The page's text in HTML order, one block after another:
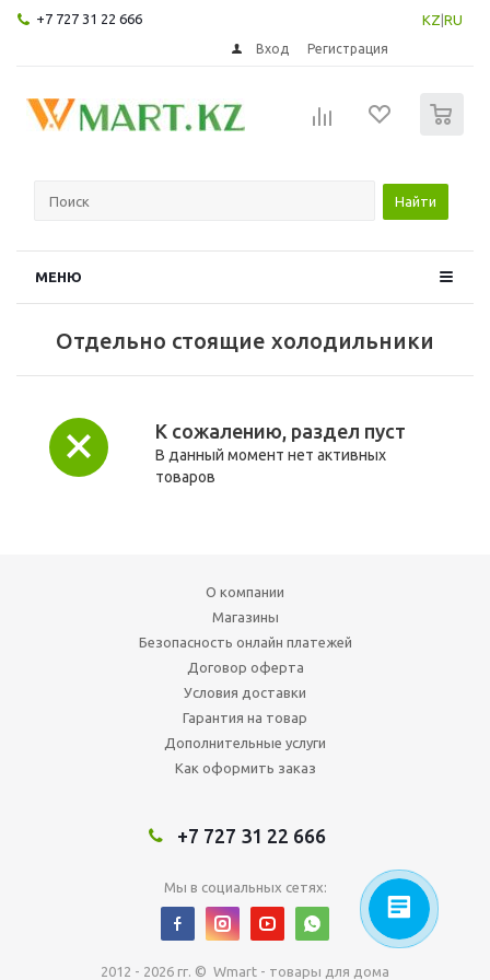
+7 727 31 22 666 KZ RU
Вход Регистрация
Найти
МЕНЮ
Отдельно стоящие холодильники
К сожалению, раздел пуст
В данный момент нет активных
товаров
О компании
Магазины
Безопасность онлайн платежей
Договор оферта
Условия доставки
Гарантия на товар
Дополнительные услуги
Как оформить заказ
+7 727 31 22 666
Мы в социальных сетях:
2012 - 2026 гг. © Wmart - товары для дома